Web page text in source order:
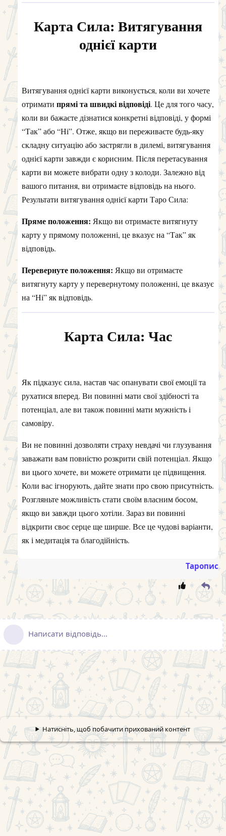
Карта Сила: Витягування
однієї карти
Витягування однієї карти виконується, коли ви хочете
отримати прямі та швидкі відповіді. Це для того часу,
коли ви бажаєте дізнатися конкретні відповіді, у формі
“Так” або “Ні”. Отже, якщо ви переживаєте будь-яку
складну ситуацію або застрягли в дилемі, витягування
однієї карти завжди є корисним. Після перетасування
карти ви можете вибрати одну з колоди. Залежно від
вашого питання, ви отримаєте відповідь на нього.
Результати витягування однієї карти Таро Сила:
Пряме положення: Якщо ви отримаєте витягнуту
карту у прямому положенні, це вказує на “Так” як
відповідь.
Перевернуте положення: Якщо ви отримаєте
витягнуту карту у перевернутому положенні, це вказує
на “Ні” як відповідь.
Карта Сила: Час
Як підказує сила, настав час опанувати свої емоції та
рухатися вперед. Ви повинні мати свої здібності та
потенціал, але ви також повинні мати мужність і
самовіру.
Ви не повинні дозволяти страху невдачі чи глузування
заважати вам повністю розкрити свій потенціал. Якщо
ви цього хочете, ви можете отримати це підвищення.
Коли вас ігнорують, дайте знати про свою присутність.
Розгляньте можливість стати своїм власним босом,
якщо ви завжди цього хотіли. Зараз ви повинні
відкрити своє серце ще ширше. Все це чудові варіанти,
як і медитація та благодійність.
Таропис
Написати відповідь...
Натисніть, щоб побачити прихований контент